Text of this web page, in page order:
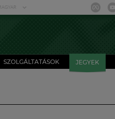
SZOLGÁLTATÁSOK JEGYEK